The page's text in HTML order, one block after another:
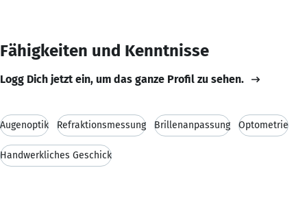
Fähigkeiten und Kenntnisse
Logg Dich jetzt ein, um das ganze Profil zu sehen.
Augenoptik Refraktionsmessung Brillenanpassung Optometrie
Handwerkliches Geschick